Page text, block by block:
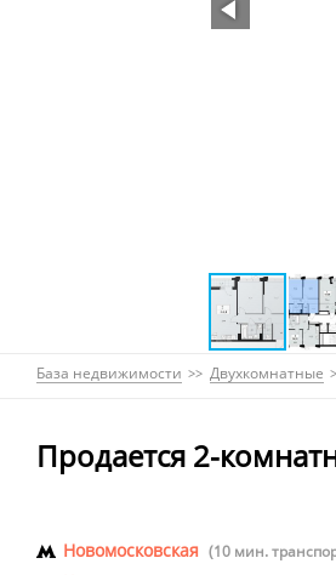
База недвижимости Двухкомнатные
Продается 2-
Новомосковская (10 мин.